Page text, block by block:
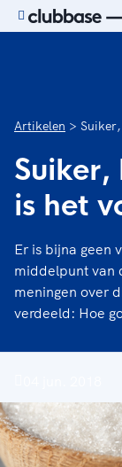
Artikelen
Suiker,
is het
Er is bijna geen
middelpunt van
meningen over
verdeeld: Hoe